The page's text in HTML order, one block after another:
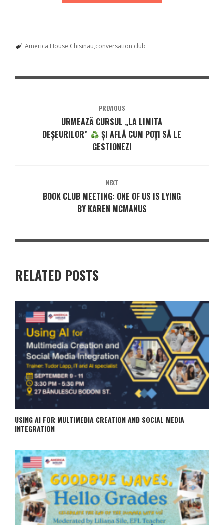
America House Chisinau conversation club
PREVIOUS
URMEAZĂ CURSUL „LA LIMITA
DEȘEURILOR”
ȘI AFLĂ CUM POȚI SĂ LE
GESTIONEZI
NEXT
BOOK CLUB MEETING: ONE OF US IS LYING
BY KAREN MCMANUS
RELATED POSTS
USING AI FOR MULTIMEDIA CREATION AND SOCIAL MEDIA
INTEGRATION